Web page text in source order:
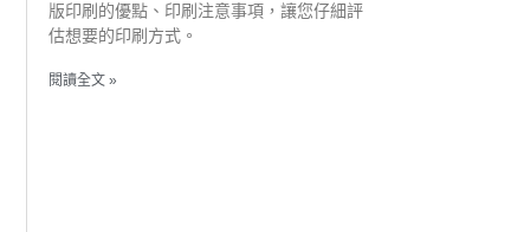
版印刷的優點、印刷注意事項，讓您仔細評
估想要的印刷方式。
閱讀全文 »